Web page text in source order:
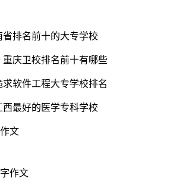
排名前十的大专学校
庆卫校排名前十有哪些
软件工程大专学校排名
最好的医学专科学校
文
作文